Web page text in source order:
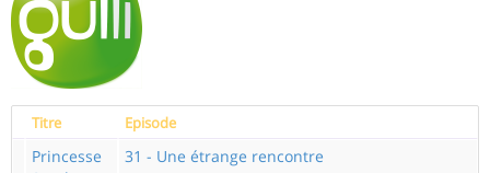
Titre Episode
Princesse
31 - Une étrange rencontre